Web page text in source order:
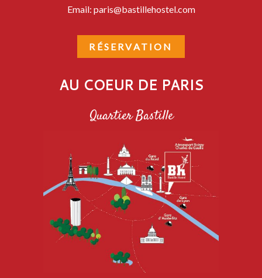
Email: paris@bastillehostel.com
RÉSERVATION
AU COEUR DE PARIS
Quartier Bastille